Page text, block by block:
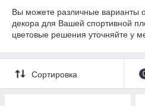
Вы можете различные варианты
декора для Вашей спортивной
цветовые решения уточняйте у
Сортировка